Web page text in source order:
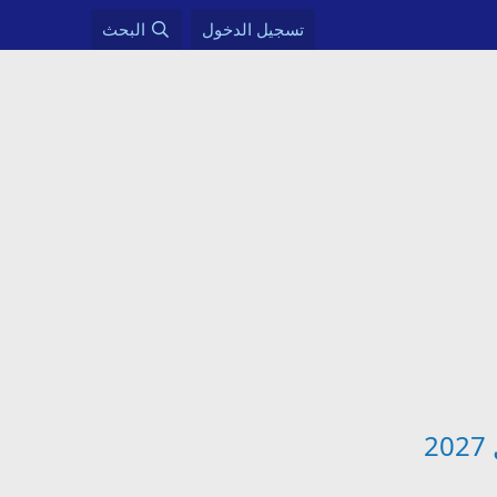
تسجيل الدخول البحث